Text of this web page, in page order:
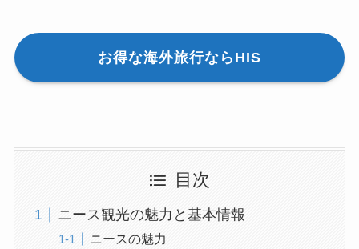
お得な海外旅行ならHIS
目次
ニース観光の魅力と基本情報
ニースの魅力